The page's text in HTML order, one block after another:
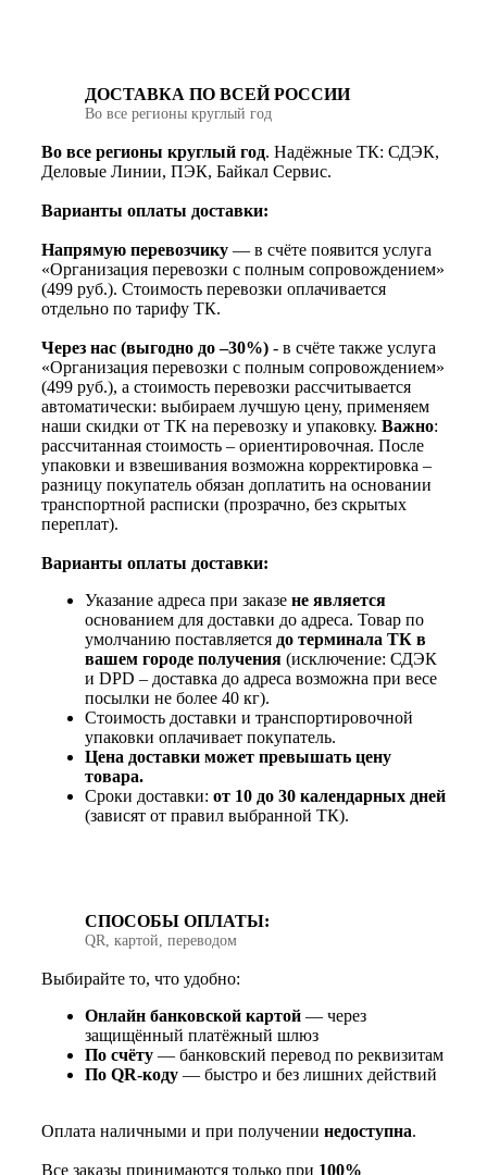
ДОСТАВКА ПО ВСЕЙ РОССИИ
Во все регионы круглый год
Во все регионы круглый год. Надёжные ТК: СДЭК,
Деловые Линии, ПЭК, Байкал Сервис.
Варианты оплаты доставки:
Напрямую перевозчику — в счёте появится услуга
«Организация перевозки с полным сопровождением»
(499 руб.). Стоимость перевозки оплачивается
отдельно по тарифу ТК.
Через нас (выгодно до –30%) - в счёте также услуга
«Организация перевозки с полным сопровождением»
(499 руб.), а стоимость перевозки рассчитывается
автоматически: выбираем лучшую цену, применяем
наши скидки от ТК на перевозку и упаковку. Важно:
рассчитанная стоимость – ориентировочная. После
упаковки и взвешивания возможна корректировка –
разницу покупатель обязан доплатить на основании
транспортной расписки (прозрачно, без скрытых
переплат).
Варианты оплаты доставки:
Указание адреса при заказе не является
основанием для доставки до адреса. Товар по
умолчанию поставляется до терминала ТК в
вашем городе получения (исключение: СДЭК
и DPD – доставка до адреса возможна при весе
посылки не более 40 кг).
Стоимость доставки и транспортировочной
упаковки оплачивает покупатель.
Цена доставки может превышать цену
товара.
Сроки доставки: от 10 до 30 календарных дней
(зависят от правил выбранной ТК).
СПОСОБЫ ОПЛАТЫ:
QR, картой, переводом
Выбирайте то, что удобно:
Онлайн банковской картой — через
защищённый платёжный шлюз
По счёту — банковский перевод по реквизитам
По QR‑коду — быстро и без лишних действий
Оплата наличными и при получении недоступна.
Все заказы принимаются только при 100%